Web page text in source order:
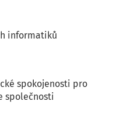
informatiků
spokojenosti pro
společnosti